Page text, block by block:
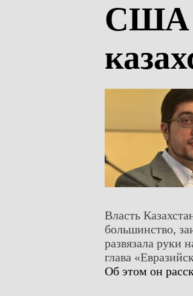
США
Власть
большинство,
развязала руки
глава
Об этом он